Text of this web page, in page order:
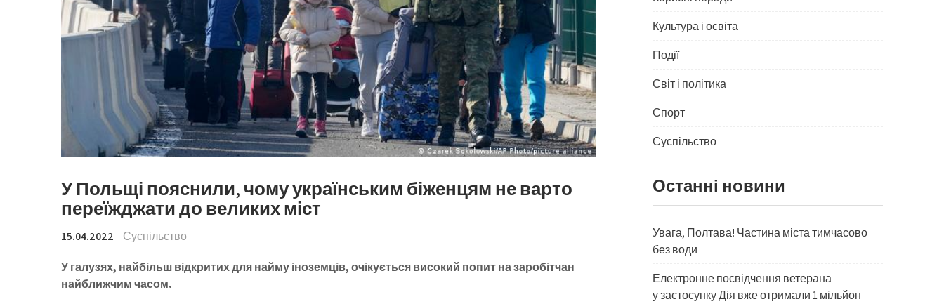
У Польщі пояснили, чому українським біженцям не варто
переїжджати до великих міст
15.04.2022 Суспільство
У галузях, найбільш відкритих для найму іноземців, очікується високий попит на заробітчан
найближчим часом.
Культура і освіта
Події
Світ і політика
Спорт
Суспільство
Останні новини
Увага, Полтава! Частина міста тимчасово
без води
Електронне посвідчення ветерана
у застосунку Дія вже отримали 1 мільйон